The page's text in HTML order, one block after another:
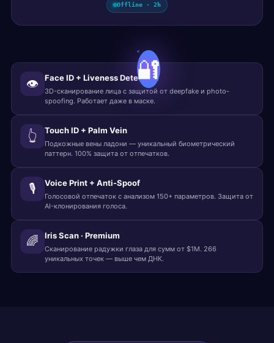
Offline · 2h
🔐
👁 Face ID + Liveness Detection
3D-сканирование лица с защитой от deepfake и photo-
spoofing. Работает даже в маске.
👆 Touch ID + Palm Vein
Подкожные вены ладони — уникальный биометрический
паттерн. 100% защита от отпечатков.
🎙 Voice Print + Anti-Spoof
Голосовой отпечаток с анализом 150+ параметров. Защита от
AI-клонирования голоса.
🌈 Iris Scan · Premium
Сканирование радужки глаза для сумм от $1M. 266
уникальных точек — выше чем ДНК.